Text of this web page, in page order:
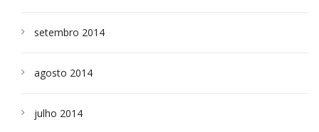
setembro 2014
agosto 2014
julho 2014